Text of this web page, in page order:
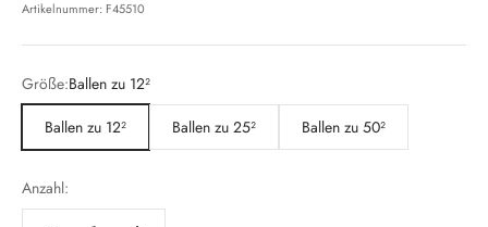
Artikelnummer: F45510
Größe:Ballen zu 12²
Ballen zu 12²
Ballen zu 25² Ballen zu 50²
Anzahl: